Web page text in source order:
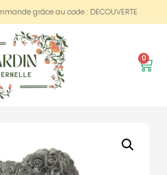
grâce au code : DECOUVERTE
0